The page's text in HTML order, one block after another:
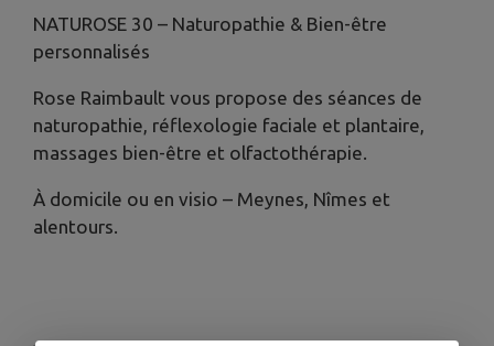
NATUROSE 30 – Naturopathie & Bien-être
personnalisés
Rose Raimbault vous propose des séances de
naturopathie, réflexologie faciale et plantaire,
massages bien-être et olfactothérapie.
À domicile ou en visio – Meynes, Nîmes et
alentours.